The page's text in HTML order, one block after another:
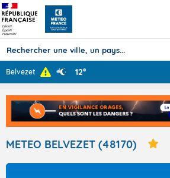
Prévisions
TOUS LES RÉSULTATS
Articles
Belvezet 12°
METEO BELVEZET (48170)